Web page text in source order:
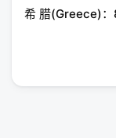
希 腊(Greece)